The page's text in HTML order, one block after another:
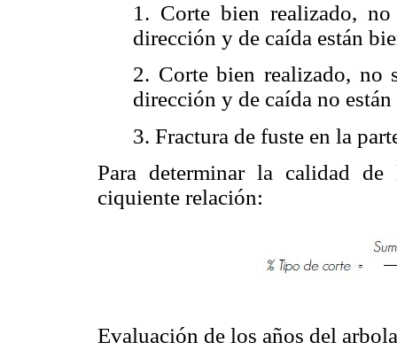
1. Corte bien realizado,
dirección y de caída están
2. Corte bien realizado, no
dirección y de caída no
3. Fractura de fuste en la
Para determinar la calidad
ciquiente relación:
Evaluación de los años del